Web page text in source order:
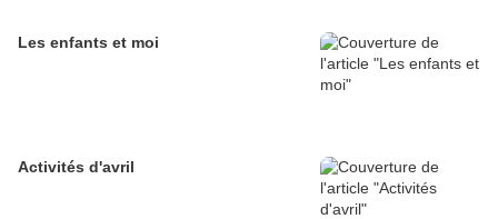
Les enfants et moi
Activités d'avril